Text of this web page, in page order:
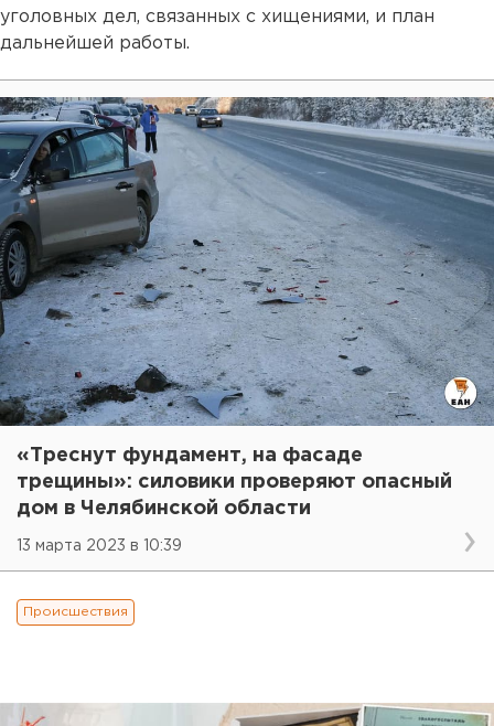
уголовных дел, связанных с хищениями, и план
дальнейшей работы.
«Треснут фундамент, на фасаде
трещины»: силовики проверяют опасный
дом в Челябинской области
13 марта 2023 в 10:39
Происшествия